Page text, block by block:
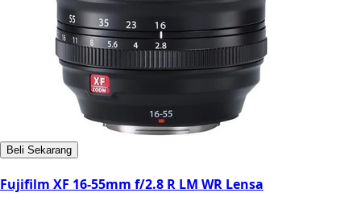
Beli Sekarang
Fujifilm XF 16-55mm f/2.8 R LM WR Lensa